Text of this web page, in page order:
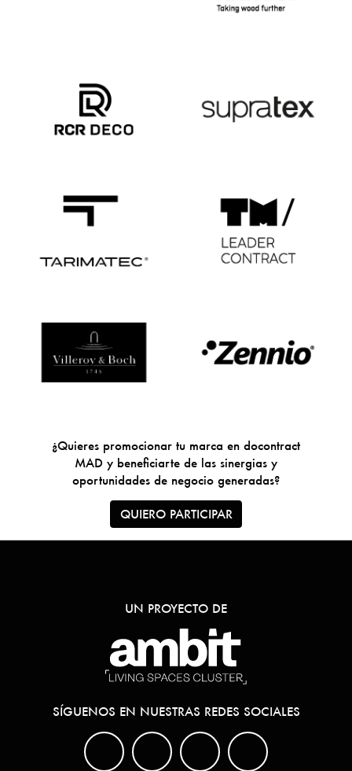
¿Quieres promocionar tu marca en docontract
MAD y beneficiarte de las sinergias y
oportunidades de negocio generadas?
QUIERO PARTICIPAR
UN PROYECTO DE
SÍGUENOS EN NUESTRAS REDES SOCIALES